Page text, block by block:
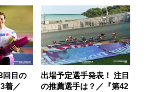
回目の
着／
出場予定選手発表！ 注目
の推薦選手は？／『第42